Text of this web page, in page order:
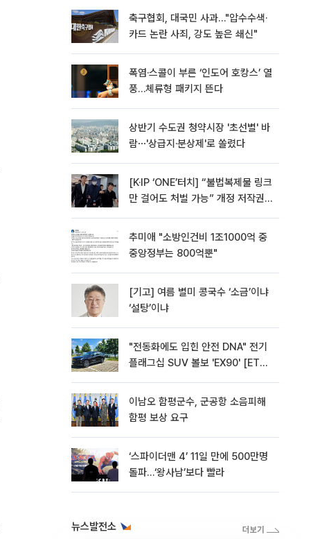
축구협회, 대국민 사과…"압수수색·
카드 논란 사죄, 강도 높은 쇄신"
폭염·스콜이 부른 ‘인도어 호캉스’ 열
풍…체류형 패키지 뜬다
상반기 수도권 청약시장 '초선별' 바
람⋯'상급지·분상제'로 쏠렸다
[K·IP ‘ONE’터치] “불법복제물 링크
만 걸어도 처벌 가능” 개정 저작권
추미애 "소방인건비 1조1000억 중
중앙정부는 800억뿐"
[기고] 여름 별미 콩국수 ‘소금’이냐
‘설탕’이냐
"전동화에도 입힌 안전 DNA" 전기
플래그십 SUV 볼보 'EX90' [ET의
이남오 함평군수, 군공항 소음피해
함평 보상 요구
‘스파이더맨 4’ 11일 만에 500만명
돌파…‘왕사남’보다 빨라
뉴스발전소